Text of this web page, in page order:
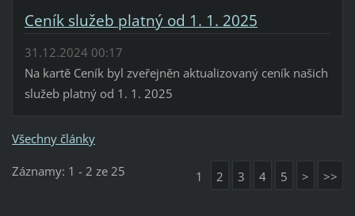
Ceník služeb platný od 1. 1. 2025
31.12.2024 00:17
Na kartě Ceník byl zveřejněn aktualizovaný ceník našich
služeb platný od 1. 1. 2025
Všechny články
Záznamy: 1 - 2 ze 25 1 2 3 4 5 > >>